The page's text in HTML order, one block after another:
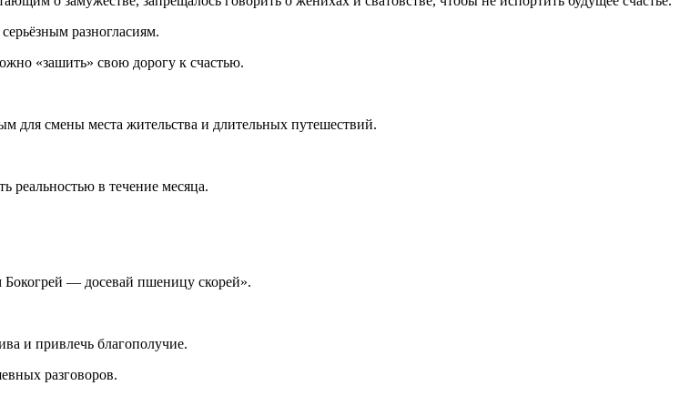
разногласиям.
«зашить» свою дорогу к счастью.
для смены места жительства и длительных путешествий.
реальностью в течение месяца.
— досевай пшеницу скорей».
и привлечь благополучие.
разговоров.